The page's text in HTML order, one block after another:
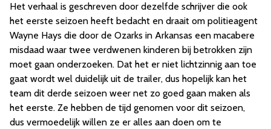
Het verhaal is geschreven door dezelfde schrijver die ook
het eerste seizoen heeft bedacht en draait om politieagent
Wayne Hays die door de Ozarks in Arkansas een macabere
misdaad waar twee verdwenen kinderen bij betrokken zijn
moet gaan onderzoeken. Dat het er niet lichtzinnig aan toe
gaat wordt wel duidelijk uit de trailer, dus hopelijk kan het
team dit derde seizoen weer net zo goed gaan maken als
het eerste. Ze hebben de tijd genomen voor dit seizoen,
dus vermoedelijk willen ze er alles aan doen om te